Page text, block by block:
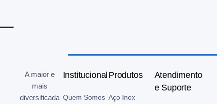
A maior e
mais
diversificada
Institucional
Quem Somos
Produtos
Aço Inox
Atendimento
e Suporte